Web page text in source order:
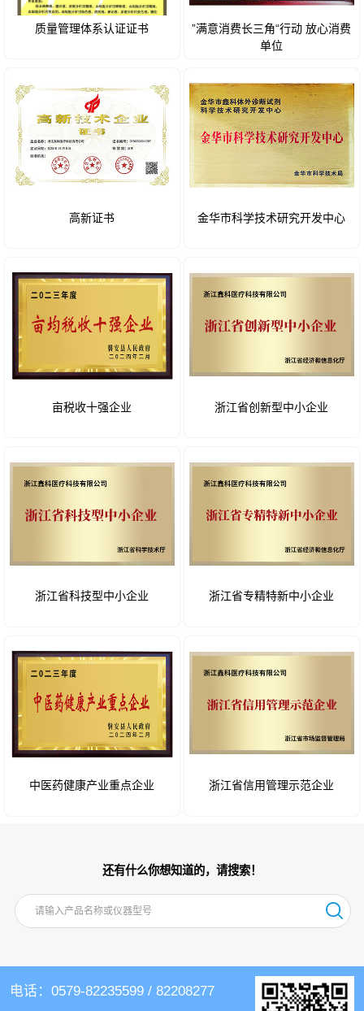
质量管理体系认证证书
”满意消费长三角“行动 放心消费
单位
高新证书 金华市科学技术研究开发中心
亩税收十强企业 浙江省创新型中小企业
浙江省科技型中小企业 浙江省专精特新中小企业
中医药健康产业重点企业 浙江省信用管理示范企业
还有什么你想知道的，请搜索！
电话：0579-82235599 / 82208277